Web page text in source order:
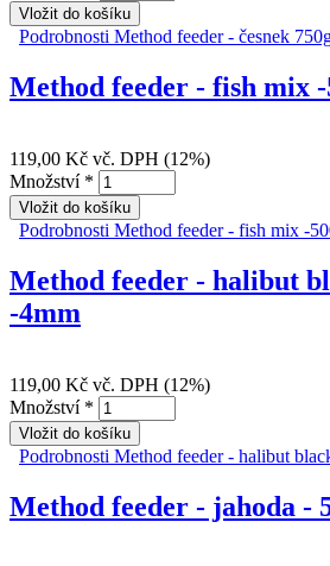
Podrobnosti Method feeder - česnek
Method feeder - fish mix
119,00 Kč vč. DPH (12%)
Množství *
Podrobnosti Method feeder - fish mix -
Method feeder - halibut
-4mm
119,00 Kč vč. DPH (12%)
Množství *
Podrobnosti Method feeder - halibut
Method feeder - jahoda -